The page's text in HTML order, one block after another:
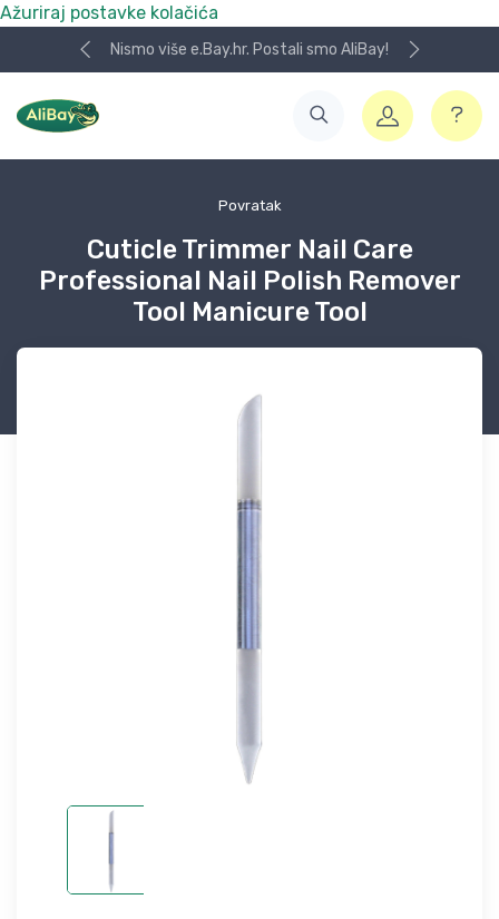
Ažuriraj postavke kolačića
Nismo više e.Bay.hr. Postali smo AliBay!
Povratak
Cuticle Trimmer Nail Care
Professional Nail Polish Remover
Tool Manicure Tool